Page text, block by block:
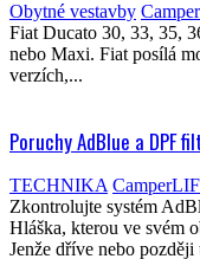
Obytné vestavby
Fiat Ducato 30, 33, 35,
nebo Maxi. Fiat posílá
verzích,...
Poruchy AdBlue a DPF
TECHNIKA
Zkontrolujte systém
Hláška, kterou ve svém
Jenže dříve nebo později